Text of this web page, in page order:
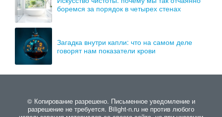
боремся за порядок в четырех стенах
Загадка внутри капли: что на самом деле
говорят нам показатели крови
© Копирование разрешено. Письменное уведомление и
разрешение не требуется. Bilight-n.ru не против любого